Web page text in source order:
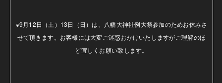
※9月12日（土）13日（日）は、八幡大神社例大祭参加のためお休みさ
せて頂きます。お客様には大変ご迷惑おかけいたしますがご理解のほ
ど宜しくお願い致します。